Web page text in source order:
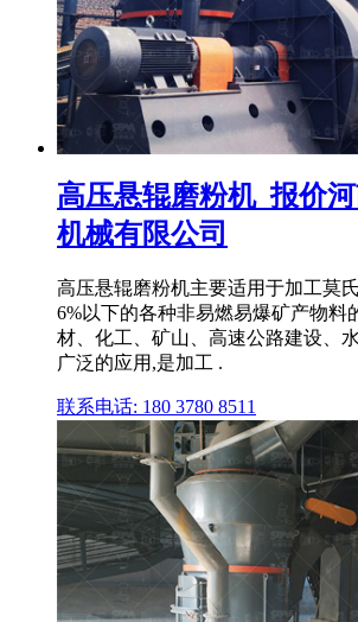
高压悬辊磨粉机_报价
机械有限公司
高压悬辊磨粉机主要适用于加工莫
6%以下的各种非易燃易爆矿产物料
材、化工、矿山、高速公路建设、
广泛的应用,是加工 .
联系电话: 180 3780 8511